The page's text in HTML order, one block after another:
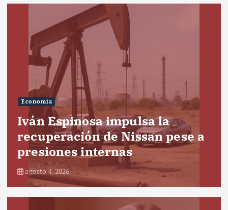
Economía
Iván Espinosa impulsa la
recuperación de Nissan pese a
presiones internas
agosto 4, 2026